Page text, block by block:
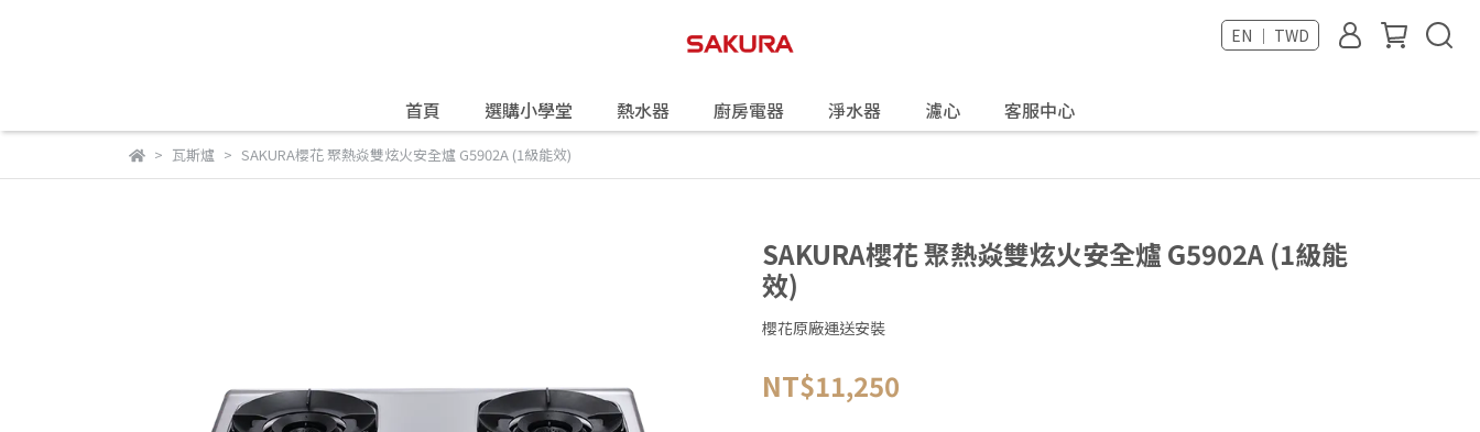
EN ｜ TWD
首頁 選購小學堂 熱水器 廚房電器 淨水器 濾心 客服中心
瓦斯爐 SAKURA櫻花 聚熱焱雙炫火安全爐 G5902A (1級能效)
SAKURA櫻花 聚熱焱雙炫火安全爐 G5902A (1級能
效)
櫻花原廠運送安裝
NT$11,250